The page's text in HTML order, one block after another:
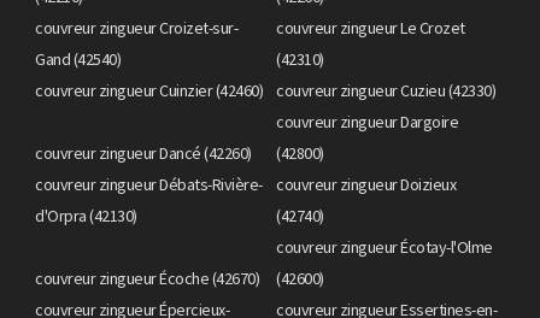
couvreur zingueur Croizet-sur-
Gand (42540)
couvreur zingueur Le Crozet
(42310)
couvreur zingueur Cuinzier (42460)
couvreur zingueur Cuzieu (42330)
couvreur zingueur Dancé (42260)
couvreur zingueur Dargoire
(42800)
couvreur zingueur Débats-Rivière-
d'Orpra (42130)
couvreur zingueur Doizieux
(42740)
couvreur zingueur Écoche (42670)
couvreur zingueur Écotay-l'Olme
(42600)
couvreur zingueur Épercieux-
couvreur zingueur Essertines-en-